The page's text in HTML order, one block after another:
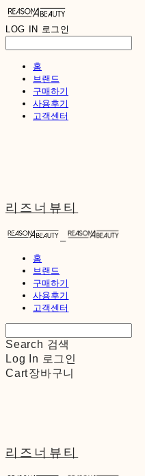
LOG IN 로그인
홈
브랜드
구매하기
사용후기
고객센터
리즈너뷰티
홈
브랜드
구매하기
사용후기
고객센터
Search 검색
Log In 로그인
Cart장바구니
리즈너뷰티